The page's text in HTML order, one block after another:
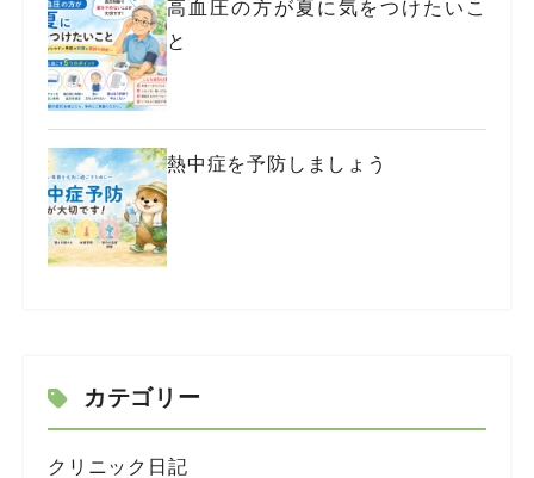
高血圧の方が夏に気をつけたいこ
と
熱中症を予防しましょう
カテゴリー
クリニック日記